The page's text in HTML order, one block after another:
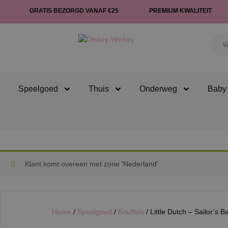
GRATIS BEZORGD VANAF €25 PREMIUM KWALITEIT
Speelgoed Thuis Onderweg
Klant komt overeen met zone 'Nederland'
Home / Speelgoed / Knuffels / Little Dutch – Sailor’s